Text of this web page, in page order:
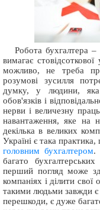
Робота бухгалтера
вимагає
можливо, не треба
розумові зусилля
думку, у людини, яка
обов'язків і
нерви і величезну
навантаження, яке на
декілька в великих
Україні є така
головним бухгалтером.
багато
перший погляд може
компаніях і ділити
такими людьми завжди є
перешкоди, є дуже